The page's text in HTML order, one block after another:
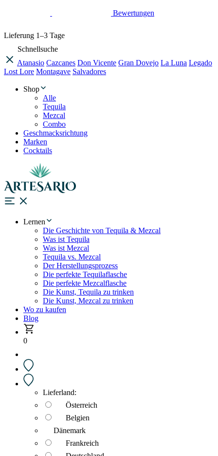
Bewertungen
Lieferung 1–3 Tage
Schnellsuche
Atanasio Cazcanes Don Vicente Gran Dovejo La Luna Legado
Lost Lore Montagave Salvadores
Shop
Alle
Tequila
Mezcal
Combo
Geschmacksrichtung
Marken
Cocktails
Lernen
Die Geschichte von Tequila & Mezcal
Was ist Tequila
Was ist Mezcal
Tequila vs. Mezcal
Der Herstellungsprozess
Die perfekte Tequilaflasche
Die perfekte Mezcalflasche
Die Kunst, Tequila zu trinken
Die Kunst, Mezcal zu trinken
Wo zu kaufen
Blog
0
Lieferland:
Österreich
Belgien
Dänemark
Frankreich